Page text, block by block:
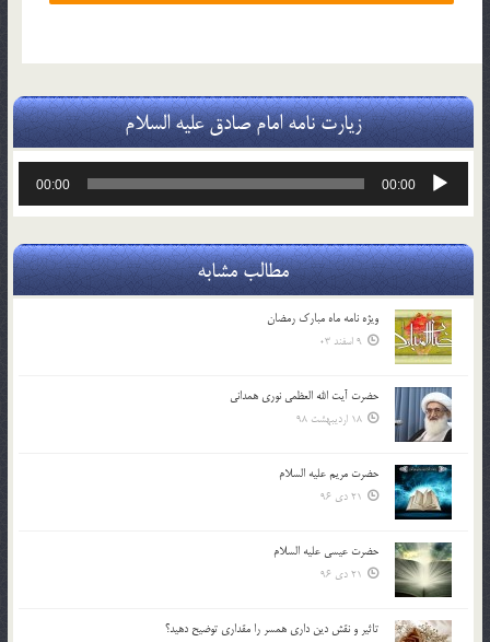
زیارت نامه امام صادق علیه السلام
پخش‌کننده
00:00
00:00
مطالب مشابه
ویژه نامه ماه مبارک رمضان
9 اسفند 03
حضرت آیت الله العظمی نوری همدانی
18 اردیبهشت 98
حضرت مریم علیه السلام
21 دی 96
حضرت عیسی علیه السلام
21 دی 96
تاثير و نقش دين داري همسر را مقداري توضيح دهيد؟